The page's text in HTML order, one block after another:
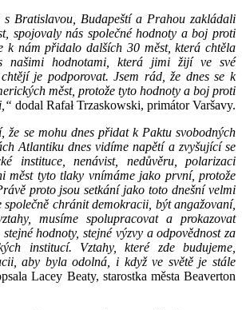
s Bratislavou, Budapeští a Prahou zakládali
spojovaly nás společné hodnoty a boj proti
k nám přidalo dalších 30 měst, která chtěla
našimi hodnotami, která jimi žijí ve své
je podporovat. Jsem rád, že dnes se k
měst, protože tyto hodnoty a boj proti
dodal Rafał Trzaskowski, primátor Varšavy.
že se mohu dnes přidat k Paktu svobodných
Atlantiku dnes vidíme napětí a zvyšující se
instituce, nenávist, nedůvěru, polarizaci
měst tyto tlaky vnímáme jako první, protože
proto jsou setkání jako toto dnešní velmi
společně chránit demokracii, být angažovaní,
musíme spolupracovat a prokazovat
hodnoty, stejné výzvy a odpovědnost za
institucí. Vztahy, které zde budujeme,
aby byla odolná, i když ve světě je stále
Lacey Beaty, starostka města Beaverton